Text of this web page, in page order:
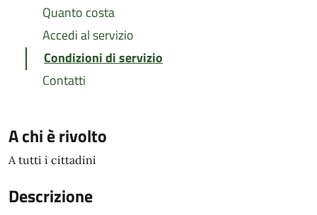
Quanto costa
Accedi al servizio
Condizioni di servizio
Contatti
A chi è rivolto
A tutti i cittadini
Descrizione